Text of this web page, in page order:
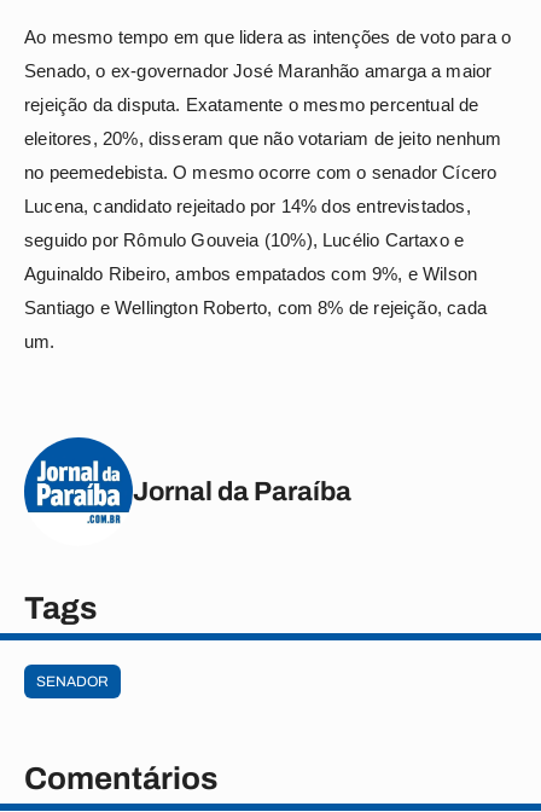
Ao mesmo tempo em que lidera as intenções de voto para o
Senado, o ex-governador José Maranhão amarga a maior
rejeição da disputa. Exatamente o mesmo percentual de
eleitores, 20%, disseram que não votariam de jeito nenhum
no peemedebista. O mesmo ocorre com o senador Cícero
Lucena, candidato rejeitado por 14% dos entrevistados,
seguido por Rômulo Gouveia (10%), Lucélio Cartaxo e
Aguinaldo Ribeiro, ambos empatados com 9%, e Wilson
Santiago e Wellington Roberto, com 8% de rejeição, cada
um.
Jornal da Paraíba
Tags
SENADOR
Comentários